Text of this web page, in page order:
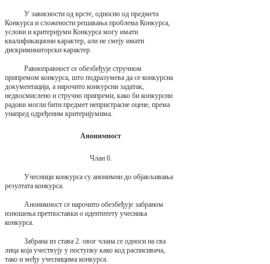
У зависности од врсте, односно од предмета
Конкурса и сложености решавања проблема Конкурса,
услови и критеријуми Конкурса могу имати
квалификациони карактер, али не смеју имати
дискриминаторски карактер.
Равноправност се обезбеђује стручном
припремом конкурса, што подразумева да се конкурсна
документација, а нарочито конкурсни задатак,
недвосмислено и стручно припреми, како би конкурсни
радови могли бити предмет непристрасне оцене, према
унапред одређеним критеријумима.
Анонимност
Члан 6.
Учесници конкурса су анонимни до објављивања
резултата конкурса.
Анонимност се нарочито обезбеђује забраном
изношења претпоставки о идентитету учесника
конкурса.
Забрана из става 2. овог члана се односи на сва
лица која учествују у поступку како код расписивача,
тако и међу учесницима конкурса.